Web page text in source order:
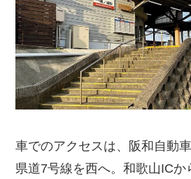
車でのアクセスは、阪和自動
県道7号線を西へ。和歌山ICか